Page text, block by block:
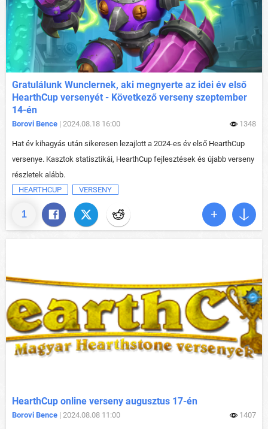
1
Gratulálunk Wunclernek, aki megnyerte az idei év első
HearthCup versenyét - Következő verseny szeptember
14-én
Borovi Bence | 2024.08.18 16:00 1348
Hat év kihagyás után sikeresen lezajlott a 2024-es év első HearthCup
versenye. Kasztok statisztikái, HearthCup fejlesztések és újabb verseny
részletek alább.
HEARTHCUP
VERSENY
HearthCup online verseny augusztus 17-én
Borovi Bence | 2024.08.08 11:00 1407